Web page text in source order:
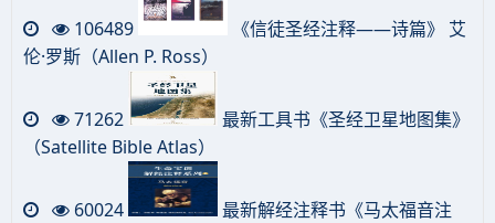
106489
《信徒圣经注释——诗篇》 艾
伦·罗斯（Allen P. Ross）
71262
最新工具书《圣经卫星地图集》
（Satellite Bible Atlas）
60024
最新解经注释书《马太福音注